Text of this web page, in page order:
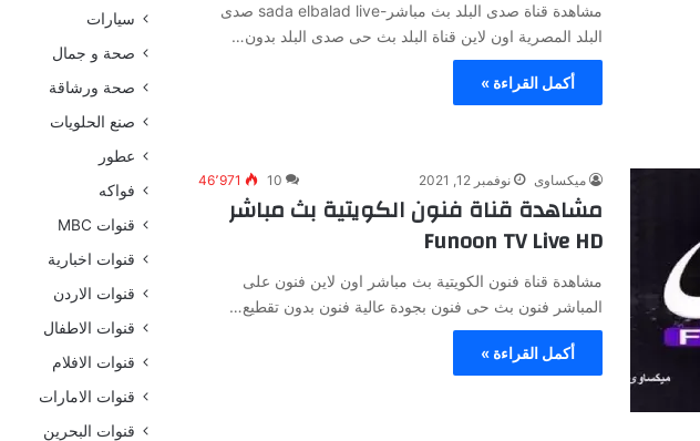
مشاهدة قناة صدى البلد بث مباشر-sada elbalad live صدى
البلد المصرية اون لاين قناة البلد بث حى صدى البلد بدون…
أكمل القراءة »
ميكساوى نوفمبر 12, 2021 10 46٬971
مشاهدة قناة فنون الكويتية بث مباشر
Funoon TV Live HD
مشاهدة قناة فنون الكويتية بث مباشر اون لاين فنون على
المباشر فنون بث حى فنون بجودة عالية فنون بدون تقطيع…
أكمل القراءة »
سيارات
صحة و جمال
صحة ورشاقة
صنع الحلويات
عطور
فواكه
قنوات MBC
قنوات اخبارية
قنوات الاردن
قنوات الاطفال
قنوات الافلام
قنوات الامارات
قنوات البحرين